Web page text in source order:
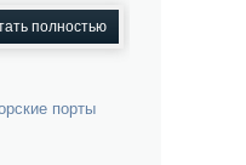
полностью
порты